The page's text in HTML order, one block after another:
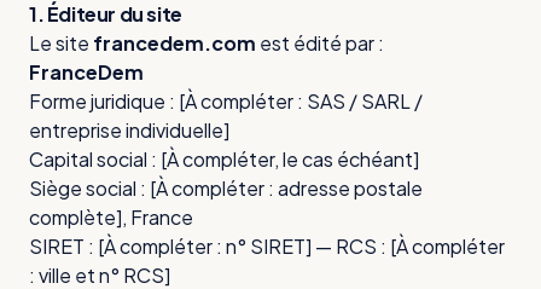
1. Éditeur du site
Le site francedem.com est édité par :
FranceDem
Forme juridique : [À compléter : SAS / SARL /
entreprise individuelle]
Capital social : [À compléter, le cas échéant]
Siège social : [À compléter : adresse postale
complète], France
SIRET : [À compléter : n° SIRET] — RCS : [À compléter
: ville et n° RCS]